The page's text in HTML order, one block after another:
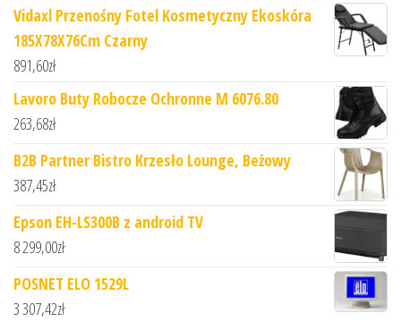
Vidaxl Przenośny Fotel Kosmetyczny Ekoskóra
185X78X76Cm Czarny
891,60zł
Lavoro Buty Robocze Ochronne M 6076.80
263,68zł
B2B Partner Bistro Krzesło Lounge, Beżowy
387,45zł
Epson EH-LS300B z android TV
8 299,00zł
POSNET ELO 1529L
3 307,42zł